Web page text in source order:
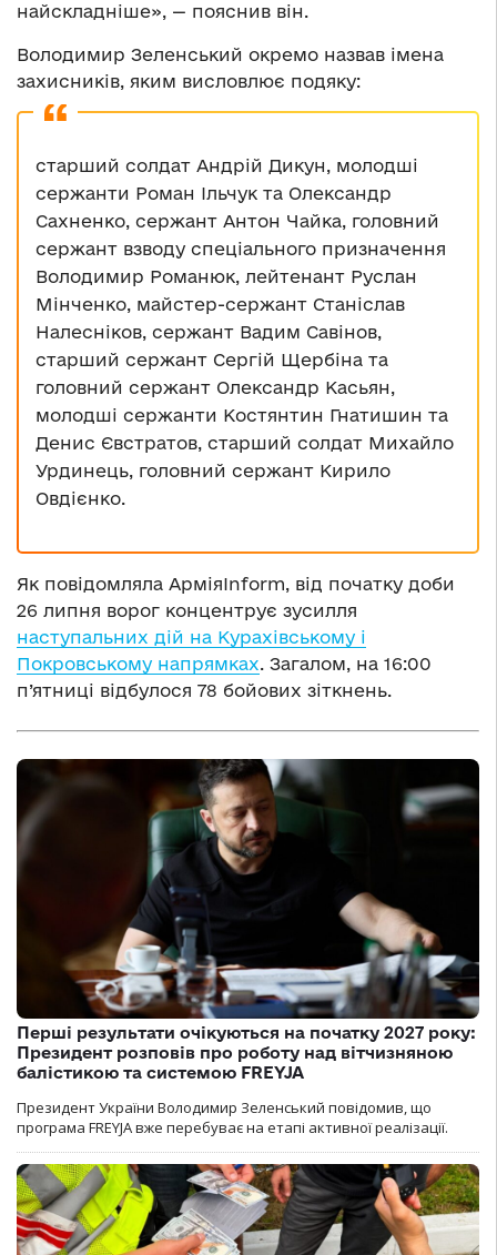
найскладніше», — пояснив він.
Володимир Зеленський окремо назвав імена
захисників, яким висловлює подяку:
старший солдат Андрій Дикун, молодші
сержанти Роман Ільчук та Олександр
Сахненко, сержант Антон Чайка, головний
сержант взводу спеціального призначення
Володимир Романюк, лейтенант Руслан
Мінченко, майстер-сержант Станіслав
Налесніков, сержант Вадим Савінов,
старший сержант Сергій Щербіна та
головний сержант Олександр Касьян,
молодші сержанти Костянтин Гнатишин та
Денис Євстратов, старший солдат Михайло
Урдинець, головний сержант Кирило
Овдієнко.
Як повідомляла АрміяInform, від початку доби
26 липня ворог концентрує зусилля
наступальних дій на Курахівському і
Покровському напрямках. Загалом, на 16:00
п’ятниці відбулося 78 бойових зіткнень.
Перші результати очікуються на початку 2027 року:
Президент розповів про роботу над вітчизняною
балістикою та системою FREYJA
Президент України Володимир Зеленський повідомив, що
програма FREYJA вже перебуває на етапі активної реалізації.